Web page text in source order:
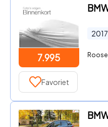
7.995
2017
Favoriet